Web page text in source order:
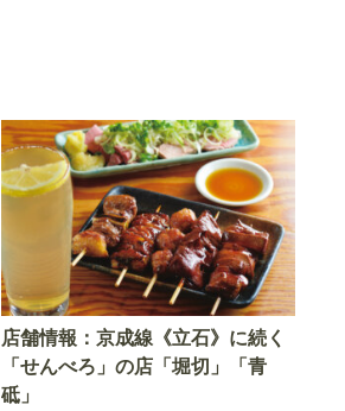
店舗情報：京成線《立石》に続く
「せんべろ」の店「堀切」「青
砥」